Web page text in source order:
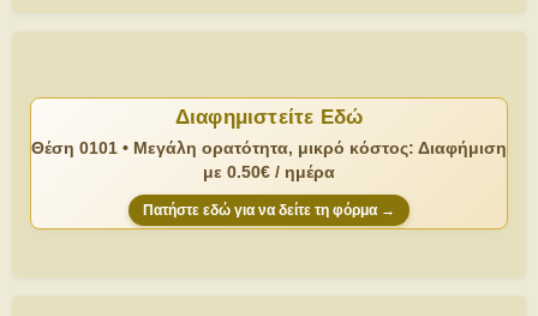
Διαφημιστείτε Εδώ
Θέση 0101 • Μεγάλη ορατότητα, μικρό κόστος: Διαφήμιση
με 0.50€ / ημέρα
Πατήστε εδώ για να δείτε τη φόρμα →